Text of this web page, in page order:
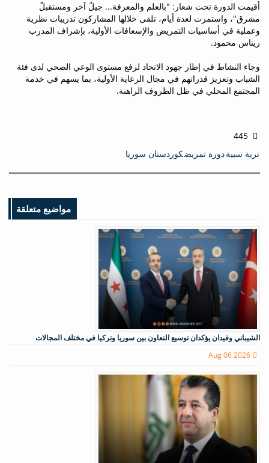
أقيمت الدورة تحت شعار: "بالعلم والمعرفة... جيلٌ آخر ومستقبلٌ
مشرق"، واستمرت لعدة أيام، تلقى خلالها المشاركون تدريبات نظرية
وعملية في أساسيات التمريض والإسعافات الأولية، بإشراف المدرب
ريناس محمود.
وجاء النشاط في إطار جهود الاتحاد لرفع مستوى الوعي الصحي لدى فئة
الشباب وتعزيز قدراتهم في مجال الرعاية الأولية، بما يسهم في خدمة
المجتمع المحلي في ظل الظروف الراهنة.
تربة سبيةدورة تمريضكوردستان سوريا
مواضيع متعلقة
الشيباني وفيدان يؤكدان توسيع التعاون بين سوريا وتركيا في مختلف المجالات
Aug 06 2026